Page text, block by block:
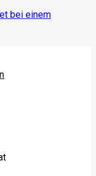
bei einem